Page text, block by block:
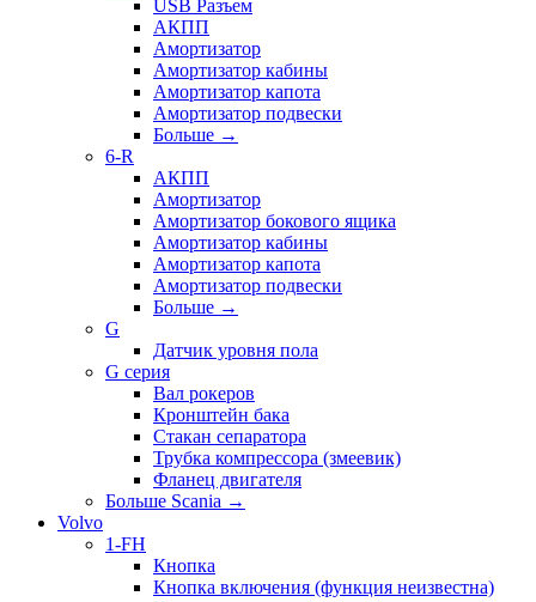
USB Разъем
АКПП
Амортизатор
Амортизатор кабины
Амортизатор капота
Амортизатор подвески
Больше →
6-R
АКПП
Амортизатор
Амортизатор бокового ящика
Амортизатор кабины
Амортизатор капота
Амортизатор подвески
Больше →
G
Датчик уровня пола
G серия
Вал рокеров
Кронштейн бака
Стакан сепаратора
Трубка компрессора (змеевик)
Фланец двигателя
Больше Scania →
Volvo
1-FH
Кнопка
Кнопка включения (функция неизвестна)